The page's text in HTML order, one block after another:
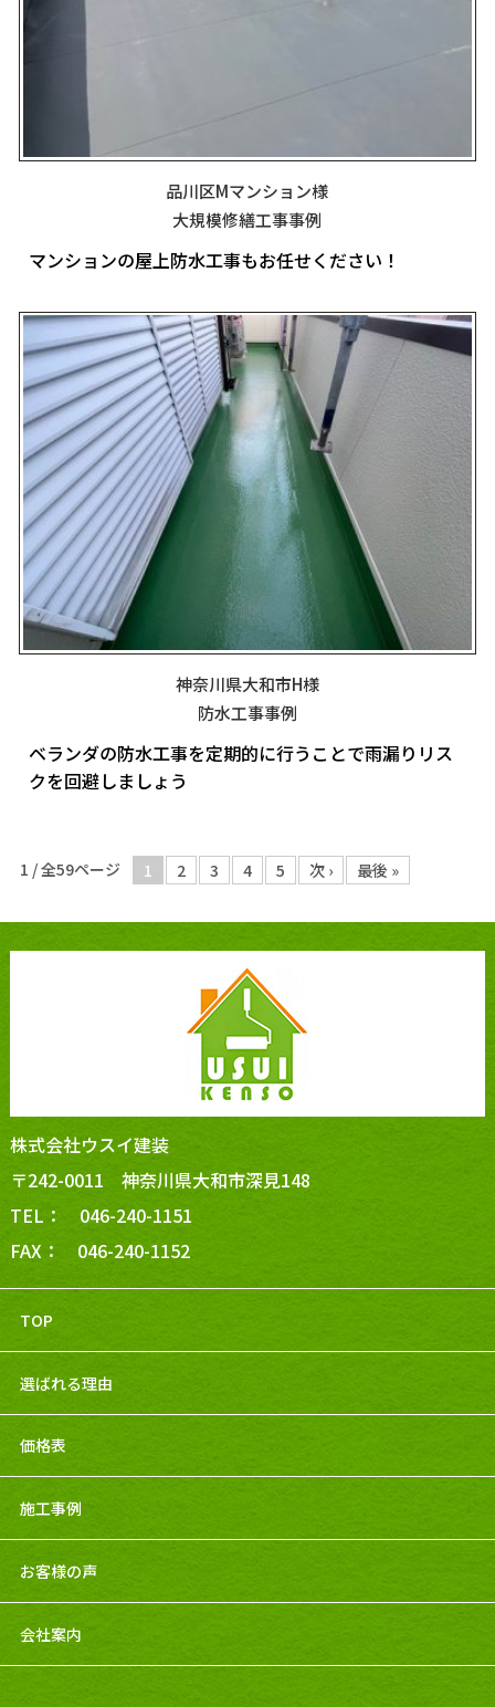
品川区Mマンション様
大規模修繕工事事例
マンションの屋上防水工事もお任せください！
神奈川県大和市H様
防水工事事例
ベランダの防水工事を定期的に行うことで雨漏りリス
クを回避しましょう
1 / 全59ページ 1 2 3 4 5 次 › 最後 »
株式会社ウスイ建装
〒242-0011 神奈川県大和市深見148
TEL： 046-240-1151
FAX： 046-240-1152
TOP
選ばれる理由
価格表
施工事例
お客様の声
会社案内